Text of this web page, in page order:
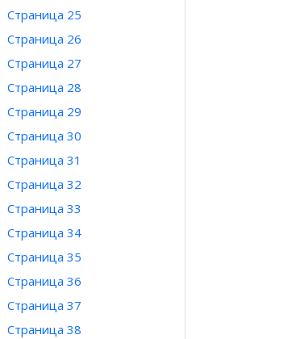
Страница 25
Страница 26
Страница 27
Страница 28
Страница 29
Страница 30
Страница 31
Страница 32
Страница 33
Страница 34
Страница 35
Страница 36
Страница 37
Страница 38